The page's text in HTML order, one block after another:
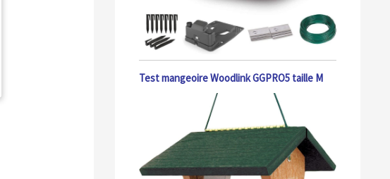
Test mangeoire Woodlink GGPRO5 taille M